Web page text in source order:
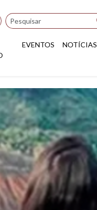
Pesquisar
EVENTOS NOTÍCIAS